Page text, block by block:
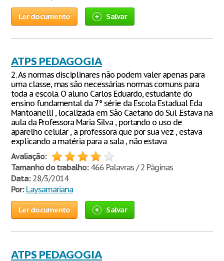
Ler documento Salvar
ATPS PEDAGOGIA
2. As normas disciplinares não podem valer apenas para
uma classe, mas são necessárias normas comuns para
toda a escola. O aluno Carlos Eduardo, estudante do
ensino fundamental da 7° série da Escola Estadual Eda
Mantoanelli , localizada em São Caetano do Sul .Estava na
aula da Professora Maria Silva , portando o uso de
aparelho celular , a professora que por sua vez , estava
explicando a matéria para a sala , não estava
Avaliação:
Tamanho do trabalho:466 Palavras / 2 Páginas
Data:28/3/2014
Por: Laysamariana
Ler documento Salvar
ATPS PEDAGOGIA